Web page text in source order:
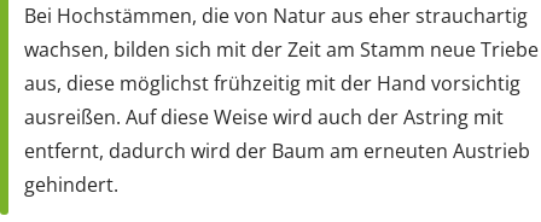
Bei Hochstämmen, die von Natur aus eher strauchartig
wachsen, bilden sich mit der Zeit am Stamm neue Triebe
aus, diese möglichst frühzeitig mit der Hand vorsichtig
ausreißen. Auf diese Weise wird auch der Astring mit
entfernt, dadurch wird der Baum am erneuten Austrieb
gehindert.